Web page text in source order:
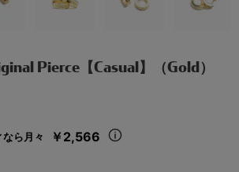
Pierce【Casual】（Gold）
ら月々 ￥2,566